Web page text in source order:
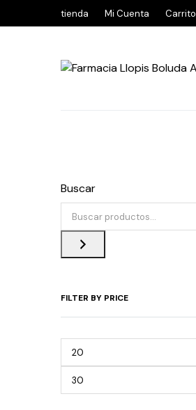
tienda Mi Cuenta Carrito
Buscar
FILTER BY PRICE